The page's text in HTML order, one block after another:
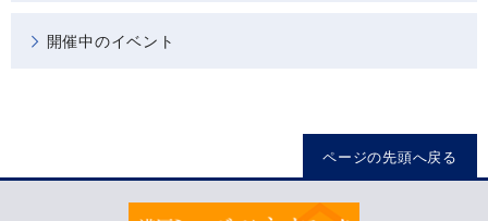
開催中のイベント
ページの先頭へ戻る